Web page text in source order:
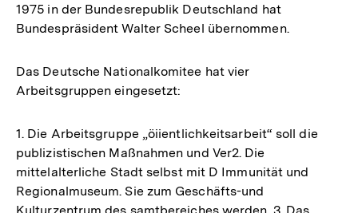
1975 in der Bundesrepublik Deutschland hat
Bundespräsident Walter Scheel übernommen.
Das Deutsche Nationalkomitee hat vier
Arbeitsgruppen eingesetzt:
1. Die Arbeitsgruppe „öiientlichkeitsarbeit“ soll die
publizistischen Maßnahmen und Ver2. Die
mittelalterliche Stadt selbst mit D Immunität und
Regionalmuseum. Sie zum Geschäfts-und
Kulturzentrum des samtbereiches werden. 3. Das